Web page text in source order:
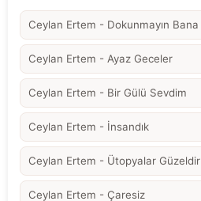
Ceylan Ertem - Dokunmayın Bana
Ceylan Ertem - Ayaz Geceler
Ceylan Ertem - Bir Gülü Sevdim
Ceylan Ertem - İnsandık
Ceylan Ertem - Ütopyalar Güzeldir
Ceylan Ertem - Çaresiz